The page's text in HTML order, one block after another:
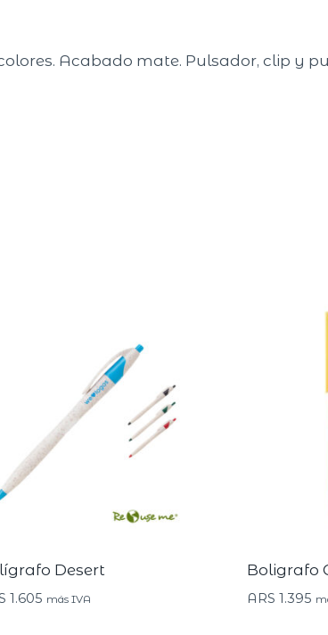
Acabado mate. Pulsador, clip y
Desert
1.605 más IVA
Boligrafo
ARS 1.395